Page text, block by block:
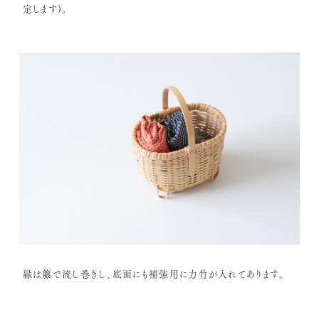
定します)。
縁は籐で流し巻きし、底面にも補強用に力竹が入れてあります。